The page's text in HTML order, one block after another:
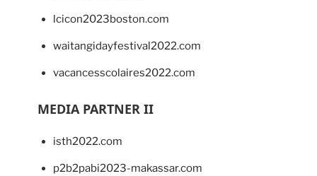
lcicon2023boston.com
waitangidayfestival2022.com
vacancesscolaires2022.com
MEDIA PARTNER II
isth2022.com
p2b2pabi2023-makassar.com